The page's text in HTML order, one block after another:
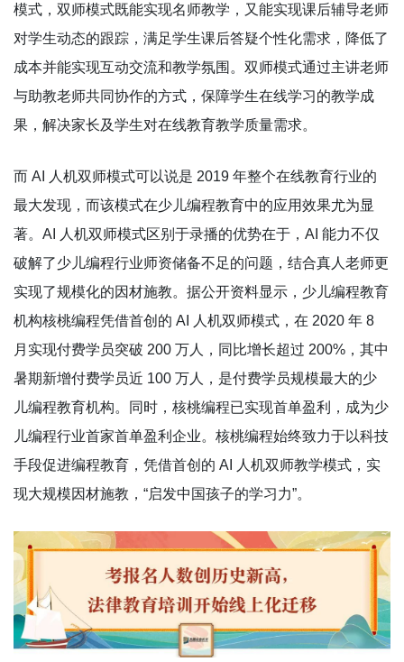
模式，双师模式既能实现名师教学，又能实现课后辅导老师
对学生动态的跟踪，满足学生课后答疑个性化需求，降低了
成本并能实现互动交流和教学氛围。双师模式通过主讲老师
与助教老师共同协作的方式，保障学生在线学习的教学成
果，解决家长及学生对在线教育教学质量需求。
而 AI 人机双师模式可以说是 2019 年整个在线教育行业的
最大发现，而该模式在少儿编程教育中的应用效果尤为显
著。AI 人机双师模式区别于录播的优势在于，AI 能力不仅
破解了少儿编程行业师资储备不足的问题，结合真人老师更
实现了规模化的因材施教。据公开资料显示，少儿编程教育
机构核桃编程凭借首创的 AI 人机双师模式，在 2020 年 8
月实现付费学员突破 200 万人，同比增长超过 200%，其中
暑期新增付费学员近 100 万人，是付费学员规模最大的少
儿编程教育机构。同时，核桃编程已实现首单盈利，成为少
儿编程行业首家首单盈利企业。核桃编程始终致力于以科技
手段促进编程教育，凭借首创的 AI 人机双师教学模式，实
现大规模因材施教，“启发中国孩子的学习力”。